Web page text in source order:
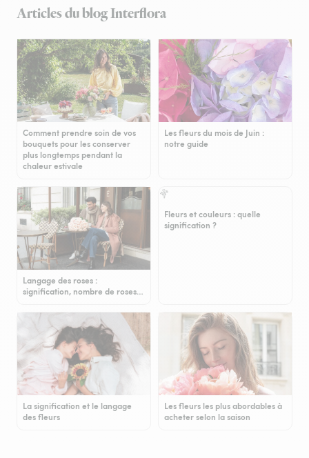
Articles du blog Interflora
Comment prendre soin de vos
bouquets pour les conserver
plus longtemps pendant la
chaleur estivale
Les fleurs du mois de Juin :
notre guide
Langage des roses :
signification, nombre de roses…
Fleurs et couleurs : quelle
signification ?
La signification et le langage
des fleurs
Les fleurs les plus abordables à
acheter selon la saison